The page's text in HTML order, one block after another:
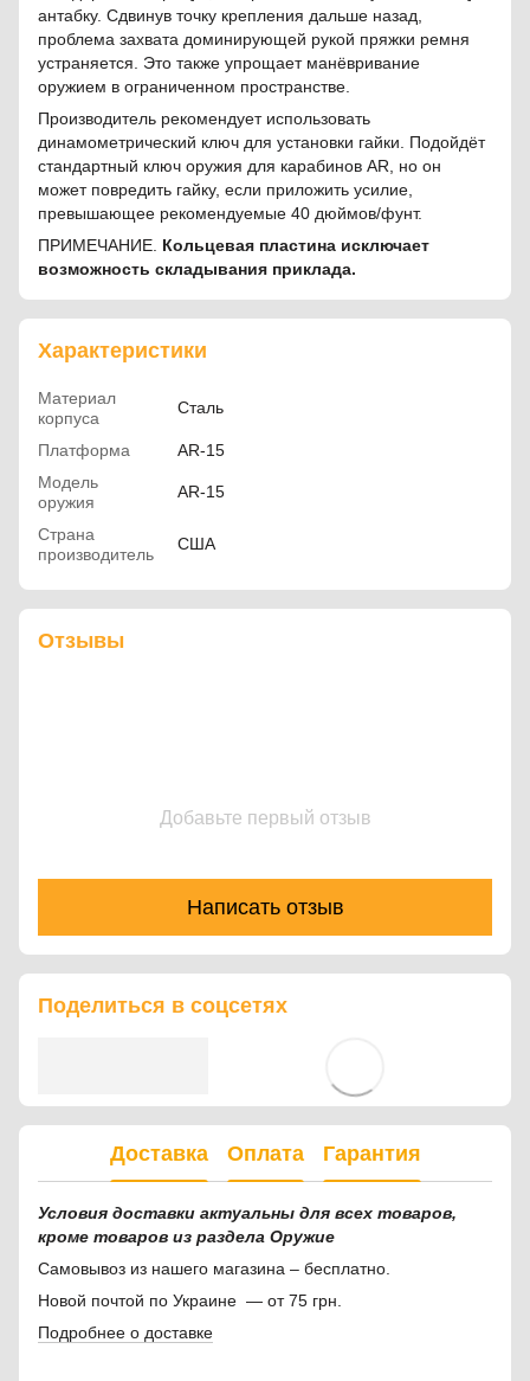
антабку. Сдвинув точку крепления дальше назад,
проблема захвата доминирующей рукой пряжки ремня
устраняется. Это также упрощает манёвривание
оружием в ограниченном пространстве.
Производитель рекомендует использовать
динамометрический ключ для установки гайки. Подойдёт
стандартный ключ оружия для карабинов AR, но он
может повредить гайку, если приложить усилие,
превышающее рекомендуемые 40 дюймов/фунт.
ПРИМЕЧАНИЕ. Кольцевая пластина исключает
возможность складывания приклада.
Характеристики
Материал
корпуса
Сталь
Платформа
AR-15
Модель
оружия
AR-15
Страна
производитель
США
Отзывы
Добавьте первый отзыв
Написать отзыв
Поделиться в соцсетях
Доставка Оплата Гарантия
Условия доставки актуальны для всех товаров,
кроме товаров из раздела Оружие
Самовывоз из нашего магазина – бесплатно.
Новой почтой по Украине — от 75 грн.
Подробнее о доставке